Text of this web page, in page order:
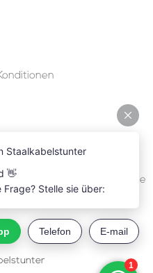
Preise sind in Euro inklusive
Versandkosten.